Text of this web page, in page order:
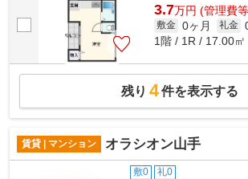
3.7万円 (管理費
敷金 0ヶ月 礼金
1階 / 1R / 17.00㎡
残り 4件を表示する
賃貸 | マンション オラシオン山手
敷0 礼0